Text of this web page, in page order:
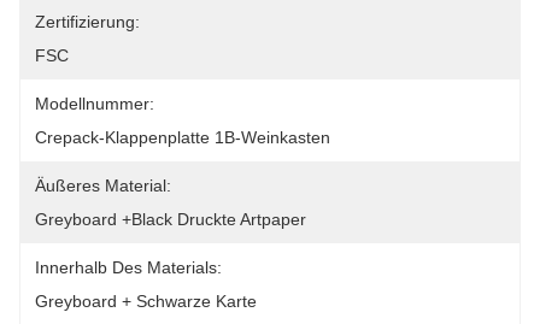
Zertifizierung:
FSC
Modellnummer:
Crepack-Klappenplatte 1B-Weinkasten
Äußeres Material:
Greyboard +black Druckte Artpaper
Innerhalb Des Materials:
Greyboard + Schwarze Karte